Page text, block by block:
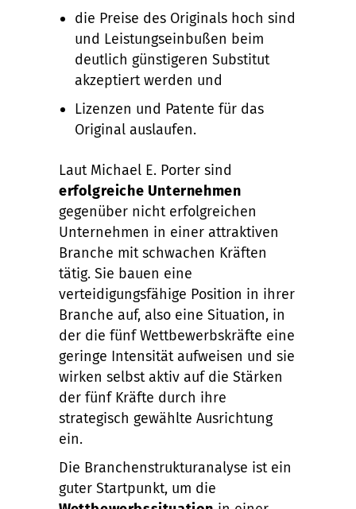
die Preise des Originals hoch sind
und Leistungseinbußen beim
deutlich günstigeren Substitut
akzeptiert werden und
Lizenzen und Patente für das
Original auslaufen.
Laut Michael E. Porter sind
erfolgreiche Unternehmen
gegenüber nicht erfolgreichen
Unternehmen in einer attraktiven
Branche mit schwachen Kräften
tätig. Sie bauen eine
verteidigungsfähige Position in ihrer
Branche auf, also eine Situation, in
der die fünf Wettbewerbskräfte eine
geringe Intensität aufweisen und sie
wirken selbst aktiv auf die Stärken
der fünf Kräfte durch ihre
strategisch gewählte Ausrichtung
ein.
Die Branchenstrukturanalyse ist ein
guter Startpunkt, um die